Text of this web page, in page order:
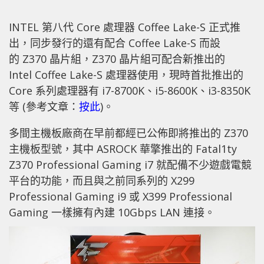
INTEL 第八代 Core 處理器 Coffee Lake-S 正式推
出，同步發行的還有配合 Coffee Lake-S 而設
的 Z370 晶片組，Z370 晶片組可配合新推出的
Intel Coffee Lake-S 處理器使用，現時首批推出的
Core 系列處理器有 i7-8700K、i5-8600K、i3-8350K
等 (參考文章： 按此)。
多間主機板廠商在早前都經已公佈即將推出的 Z370
主機板型號，其中 ASROCK 華擎推出的 Fatal1ty
Z370 Professional Gaming i7 就配備不少遊戲電競
平台的功能，而且與之前同系列的 X299
Professional Gaming i9 或 X399 Professional
Gaming 一樣擁有內建 10Gbps LAN 連接。